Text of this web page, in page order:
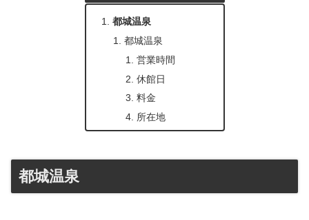
都城温泉
都城温泉
営業時間
休館日
料金
所在地
都城温泉